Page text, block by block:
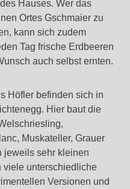
Hauses. Wer das
Ortes Gschmaier zu
kann sich zudem
Tag frische Erdbeeren
auch selbst ernten.
Höfler befinden sich in
Hier baut die
Muskateller, Grauer
jeweils sehr kleinen
viele unterschiedliche
Versionen und